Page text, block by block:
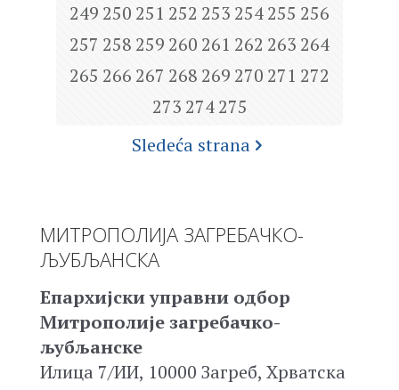
249 250 251 252 253 254255 256
257 258 259 260 261 262 263 264
265 266 267 268 269 270 271 272
273 274 275
Sledeća strana
МИТРОПОЛИЈА ЗАГРЕБАЧКО-
ЉУБЉАНСКА
Епархијски управни одбор
Митрополије загребачко-
љубљанске
Илица 7/ИИ, 10000 Загреб, Хрватска